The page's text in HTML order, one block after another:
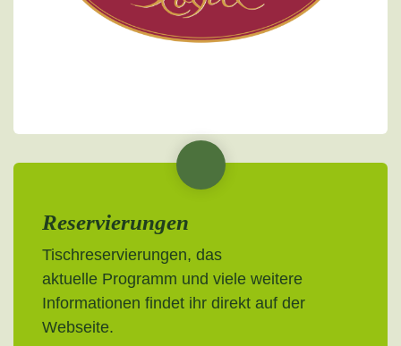
Reservierungen
Tischreservierungen, das
aktuelle Programm und viele weitere
Informationen findet ihr direkt auf der
Webseite.